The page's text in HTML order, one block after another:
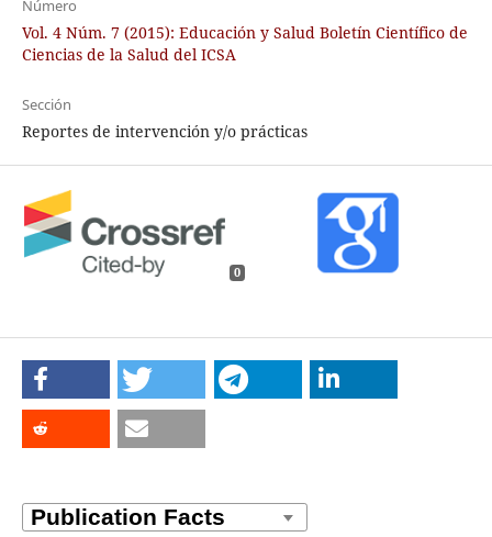
Número
Vol. 4 Núm. 7 (2015): Educación y Salud Boletín Científico de
Ciencias de la Salud del ICSA
Sección
Reportes de intervención y/o prácticas
0